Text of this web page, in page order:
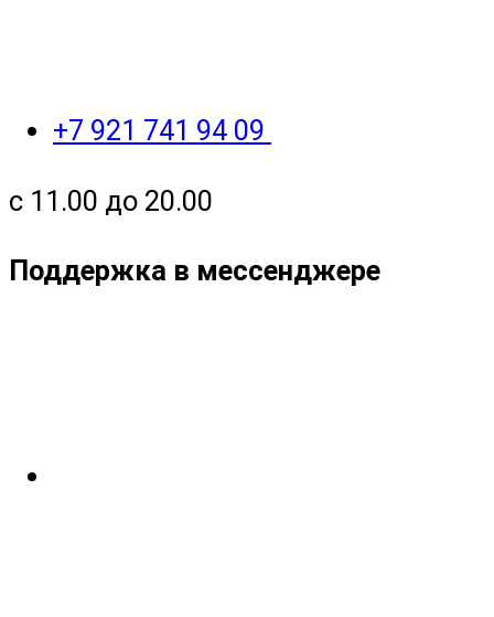
+7 921 741 94 09
с 11.00 до 20.00
Поддержка в мессенджере